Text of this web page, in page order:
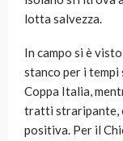
lotta salvezza.
In campo si è
stanco per i
Coppa Italia,
tratti straripante,
positiva. Per il